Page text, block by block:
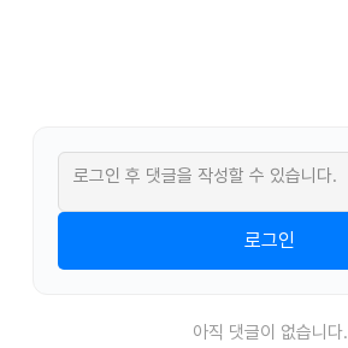
로그인 후 댓글을 작성할 수 있습니다.
로그인
아직 댓글이 없습니다.